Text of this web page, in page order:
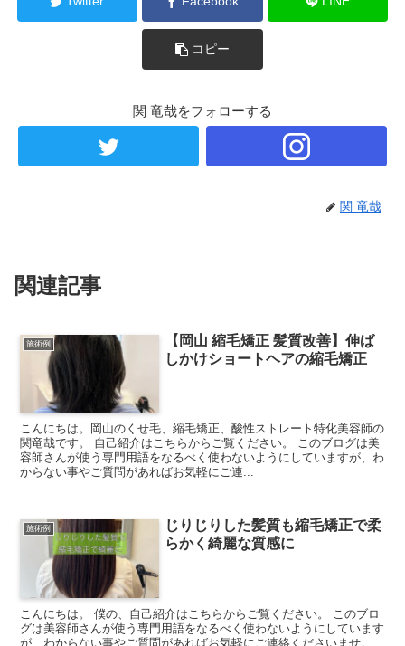
コピー
関 竜哉をフォローする
関 竜哉
関連記事
施術例
【岡山 縮毛矯正 髪質改善】伸ば
しかけショートヘアの縮毛矯正
こんにちは。岡山のくせ毛、縮毛矯正、酸性ストレート特化美容師の
関竜哉です。 自己紹介はこちらからご覧ください。 このブログは美
容師さんが使う専門用語をなるべく使わないようにしていますが、わ
からない事やご質問があればお気軽にご連...
施術例
じりじりした髪質も縮毛矯正で柔
らかく綺麗な質感に
こんにちは。 僕の、自己紹介はこちらからご覧ください。 このブロ
グは美容師さんが使う専門用語をなるべく使わないようにしています
が、わからない事やご質問があればお気軽にご連絡くださいませ。